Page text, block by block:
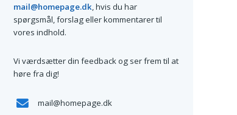
mail@homepage.dk, hvis du har
spørgsmål, forslag eller kommentarer til
vores indhold.
Vi værdsætter din feedback og ser frem til at
høre fra dig!
mail@homepage.dk